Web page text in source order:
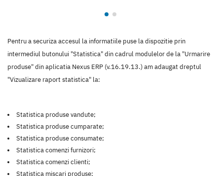
Pentru a securiza accesul la informatiile puse la dispozitie prin
intermediul butonului "Statistica" din cadrul modulelor de la "Urmarire
produse" din aplicatia Nexus ERP (v.16.19.13.) am adaugat dreptul
"Vizualizare raport statistica" la:
Statistica produse vandute;
Statistica produse cumparate;
Statistica produse consumate;
Statistica comenzi furnizori;
Statistica comenzi clienti;
Statistica miscari produse;